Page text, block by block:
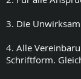
3. Die
4. Alle
Schriftform.